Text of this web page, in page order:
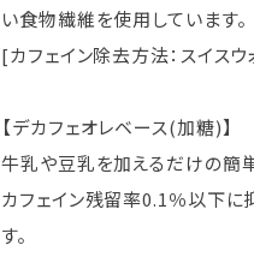
い食物繊維を使用しています。
[カフェイン除去方法：スイス
【デカフェオレベース(加糖)】
牛乳や豆乳を加えるだけの簡
カフェイン残留率0.1％以下に
す。